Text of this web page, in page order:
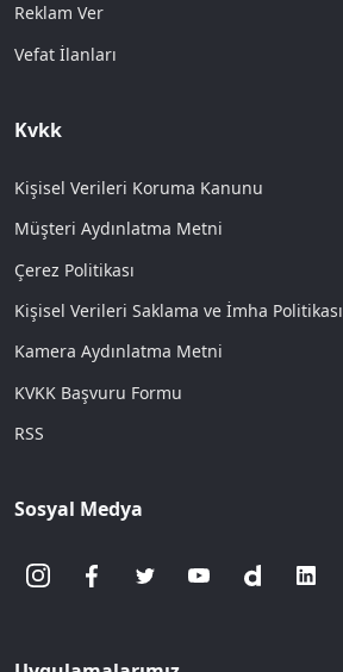
Reklam Ver
Vefat İlanları
Kvkk
Kişisel Verileri Koruma Kanunu
Müşteri Aydınlatma Metni
Çerez Politikası
Kişisel Verileri Saklama ve İmha Politikası
Kamera Aydınlatma Metni
KVKK Başvuru Formu
RSS
Sosyal Medya